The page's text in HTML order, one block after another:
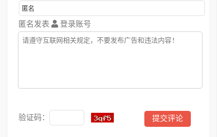
匿名发表 登录账号
验证码：